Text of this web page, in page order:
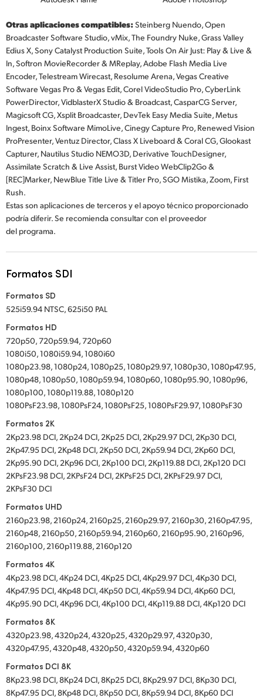
Otras aplicaciones compatibles:Steinberg Nuendo, Open
Broadcaster Software Studio, vMix, The Foundry Nuke, Grass Valley
Edius X, Sony Catalyst Production Suite, Tools On Air Just: Play & Live &
In, Softron MovieRecorder & MReplay, Adobe Flash Media Live
Encoder, Telestream Wirecast, Resolume Arena, Vegas Creative
Software Vegas Pro & Vegas Edit, Corel VideoStudio Pro, CyberLink
PowerDirector, VidblasterX Studio & Broadcast, CasparCG Server,
Magicsoft CG, Xsplit Broadcaster, DevTek Easy Media Suite, Metus
Ingest, Boinx Software MimoLive, Cinegy Capture Pro, Renewed Vision
ProPresenter, Ventuz Director, Class X Liveboard & Coral CG, Glookast
Capturer, Nautilus Studio NEMO3D, Derivative TouchDesigner,
Assimilate Scratch & Live Assist, Burst Video WebClip2Go &
[REC]Marker, NewBlue Title Live & Titler Pro, SGO Mistika, Zoom, First
Rush.
Estas son aplicaciones de terceros y el apoyo técnico proporcionado
podría diferir. Se recomienda consultar con el proveedor
del programa.
Formatos SDI
Formatos SD
525i59.94 NTSC, 625i50 PAL
Formatos HD
720p50, 720p59.94, 720p60
1080i50, 1080i59.94, 1080i60
1080p23.98, 1080p24, 1080p25, 1080p29.97, 1080p30, 1080p47.95,
1080p48, 1080p50, 1080p59.94, 1080p60, 1080p95.90, 1080p96,
1080p100, 1080p119.88, 1080p120
1080PsF23.98, 1080PsF24, 1080PsF25, 1080PsF29.97, 1080PsF30
Formatos 2K
2Kp23.98 DCI, 2Kp24 DCI, 2Kp25 DCI, 2Kp29.97 DCI, 2Kp30 DCI,
2Kp47.95 DCI, 2Kp48 DCI, 2Kp50 DCI, 2Kp59.94 DCI, 2Kp60 DCI,
2Kp95.90 DCI, 2Kp96 DCI, 2Kp100 DCI, 2Kp119.88 DCI, 2Kp120 DCI
2KPsF23.98 DCI, 2KPsF24 DCI, 2KPsF25 DCI, 2KPsF29.97 DCI,
2KPsF30 DCI
Formatos UHD
2160p23.98, 2160p24, 2160p25, 2160p29.97, 2160p30, 2160p47.95,
2160p48, 2160p50, 2160p59.94, 2160p60, 2160p95.90, 2160p96,
2160p100, 2160p119.88, 2160p120
Formatos 4K
4Kp23.98 DCI, 4Kp24 DCI, 4Kp25 DCI, 4Kp29.97 DCI, 4Kp30 DCI,
4Kp47.95 DCI, 4Kp48 DCI, 4Kp50 DCI, 4Kp59.94 DCI, 4Kp60 DCI,
4Kp95.90 DCI, 4Kp96 DCI, 4Kp100 DCI, 4Kp119.88 DCI, 4Kp120 DCI
Formatos 8K
4320p23.98, 4320p24, 4320p25, 4320p29.97, 4320p30,
4320p47.95, 4320p48, 4320p50, 4320p59.94, 4320p60
Formatos DCI 8K
8Kp23.98 DCI, 8Kp24 DCI, 8Kp25 DCI, 8Kp29.97 DCI, 8Kp30 DCI,
8Kp47.95 DCI, 8Kp48 DCI, 8Kp50 DCI, 8Kp59.94 DCI, 8Kp60 DCI